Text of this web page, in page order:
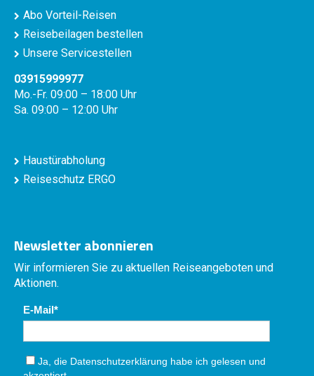
Abo Vorteil-Reisen
Reisebeilagen bestellen
Unsere Servicestellen
03915999977
Mo.-Fr. 09:00 – 18:00 Uhr
Sa. 09:00 – 12:00 Uhr
Haustürabholung
Reiseschutz ERGO
Newsletter abonnieren
Wir informieren Sie zu aktuellen Reiseangeboten und
Aktionen.
E-Mail
Ja, die Datenschutzerklärung habe ich gelesen und